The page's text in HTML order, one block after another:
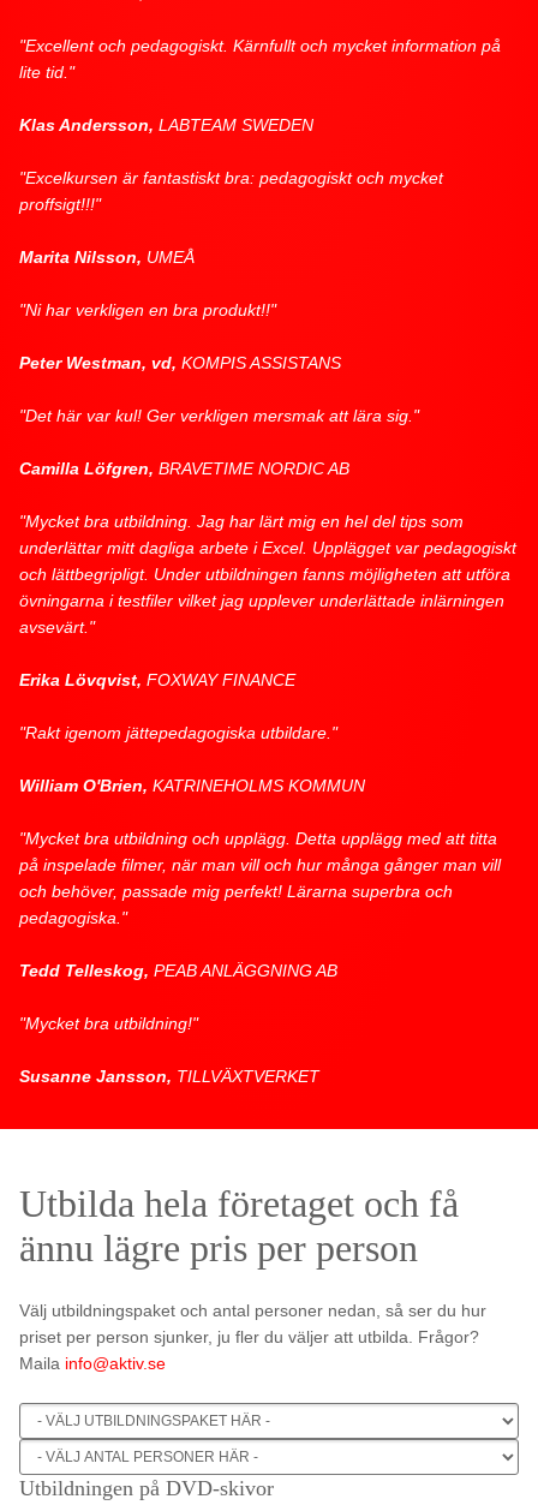
"Excellent och pedagogiskt. Kärnfullt och mycket information på
lite tid."
Klas Andersson, LABTEAM SWEDEN
"Excelkursen är fantastiskt bra: pedagogiskt och mycket
proffsigt!!!"
Marita Nilsson, UMEÅ
"Ni har verkligen en bra produkt!!"
Peter Westman, vd, KOMPIS ASSISTANS
"Det här var kul! Ger verkligen mersmak att lära sig."
Camilla Löfgren, BRAVETIME NORDIC AB
"Mycket bra utbildning. Jag har lärt mig en hel del tips som
underlättar mitt dagliga arbete i Excel. Upplägget var pedagogiskt
och lättbegripligt. Under utbildningen fanns möjligheten att utföra
övningarna i testfiler vilket jag upplever underlättade inlärningen
avsevärt."
Erika Lövqvist, FOXWAY FINANCE
"Rakt igenom jättepedagogiska utbildare."
William O'Brien, KATRINEHOLMS KOMMUN
"Mycket bra utbildning och upplägg. Detta upplägg med att titta
på inspelade filmer, när man vill och hur många gånger man vill
och behöver, passade mig perfekt! Lärarna superbra och
pedagogiska."
Tedd Telleskog, PEAB ANLÄGGNING AB
"Mycket bra utbildning!"
Susanne Jansson, TILLVÄXTVERKET
Utbilda hela företaget och få
ännu lägre pris per person
Välj utbildningspaket och antal personer nedan, så ser du hur
priset per person sjunker, ju fler du väljer att utbilda. Frågor?
Maila info@aktiv.se
Utbildningen på DVD-skivor